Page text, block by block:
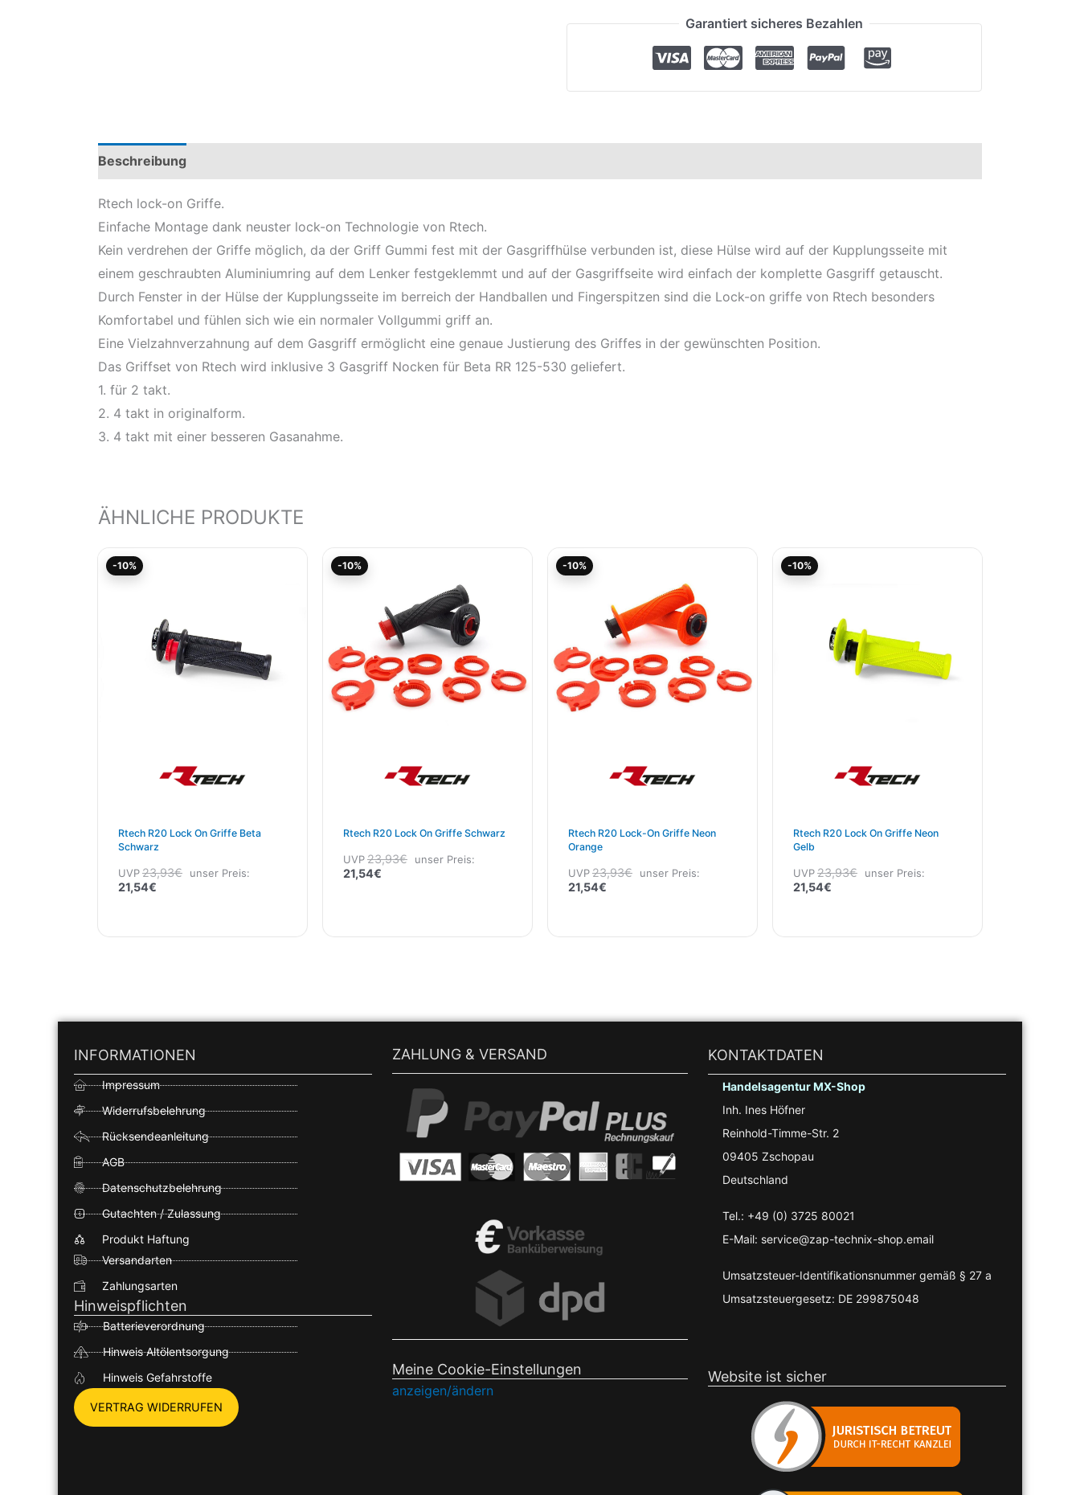
Garantiert sicheres Bezahlen
Beschreibung
Rtech lock-on Griffe.
Einfache Montage dank neuster lock-on Technologie von Rtech.
Kein verdrehen der Griffe möglich, da der Griff Gummi fest mit der Gasgriffhülse verbunden ist, diese Hülse wird auf der Kupplungsseite mit
einem geschraubten Aluminiumring auf dem Lenker festgeklemmt und auf der Gasgriffseite wird einfach der komplette Gasgriff getauscht.
Durch Fenster in der Hülse der Kupplungsseite im berreich der Handballen und Fingerspitzen sind die Lock-on griffe von Rtech besonders
Komfortabel und fühlen sich wie ein normaler Vollgummi griff an.
Eine Vielzahnverzahnung auf dem Gasgriff ermöglicht eine genaue Justierung des Griffes in der gewünschten Position.
Das Griffset von Rtech wird inklusive 3 Gasgriff Nocken für Beta RR 125-530 geliefert.
1. für 2 takt.
2. 4 takt in originalform.
3. 4 takt mit einer besseren Gasanahme.
ÄHNLICHE PRODUKTE
-10%
Rtech R20 Lock On Griffe Beta
Schwarz
UVP23,93€ unser Preis:
21,54€
-10%
Rtech R20 Lock On Griffe Schwarz
UVP23,93€
23,93€
unser Preis:
21,54€
-10%
Rtech R20 Lock-On Griffe Neon
Orange
UVP23,93€
23,93€
unser Preis:
21,54€
-10%
Rtech R20 Lock On Griffe Neon
Gelb
UVP23,93€ unser Preis:
21,54€
INFORMATIONEN
Impressum
Widerrufsbelehrung
Rücksendeanleitung
AGB
Datenschutzbelehrung
Gutachten / Zulassung
Produkt Haftung
Versandarten
Zahlungsarten
Hinweispflichten
Batterieverordnung
Hinweis Altölentsorgung
Hinweis Gefahrstoffe
VERTRAG WIDERRUFEN
ZAHLUNG & VERSAND
Meine Cookie-Einstellungen
anzeigen/ändern
KONTAKTDATEN
Handelsagentur MX-Shop
Inh. Ines Höfner
Reinhold-Timme-Str. 2
09405 Zschopau
Deutschland
Tel.: +49 (0) 3725 80021
E-Mail: service@zap-technix-shop.email
Umsatzsteuer-Identifikationsnummer gemäß § 27 a
Umsatzsteuergesetz: DE 299875048
Website ist sicher